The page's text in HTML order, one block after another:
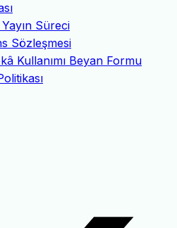
Süreci
Sözleşmesi
Kullanımı Beyan Formu